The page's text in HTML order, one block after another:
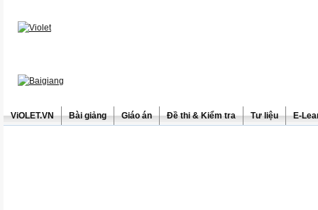
ViOLET.VN Bài giảng Giáo án Đề thi & Kiểm tra Tư liệu E-